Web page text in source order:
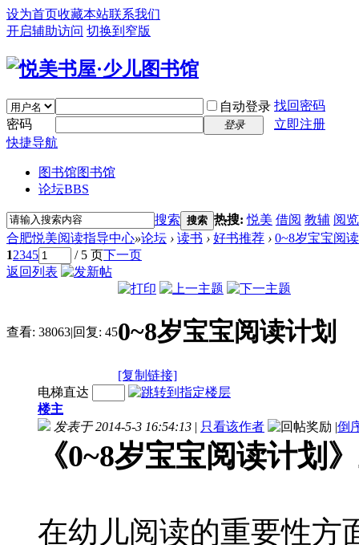
设为首页收藏本站联系我们
开启辅助访问 切换到窄版
自动登录 找回密码
密码
登录
立即注册
快捷导航
图书馆图书馆
论坛BBS
搜索 搜索 热搜:悦美 借阅 教辅 阅览
合肥悦美阅读指导中心»论坛 › 读书 › 好书推荐 › 0~8岁宝宝阅
12345 / 5 页下一页
返回列表
查看: 38063|回复: 450~8岁宝宝阅读计划
[复制链接]
电梯直达
楼主
发表于 2014-5-3 16:54:13 | 只看该作者 |倒
《0~8岁宝宝阅读计划
在幼儿阅读的重要性方